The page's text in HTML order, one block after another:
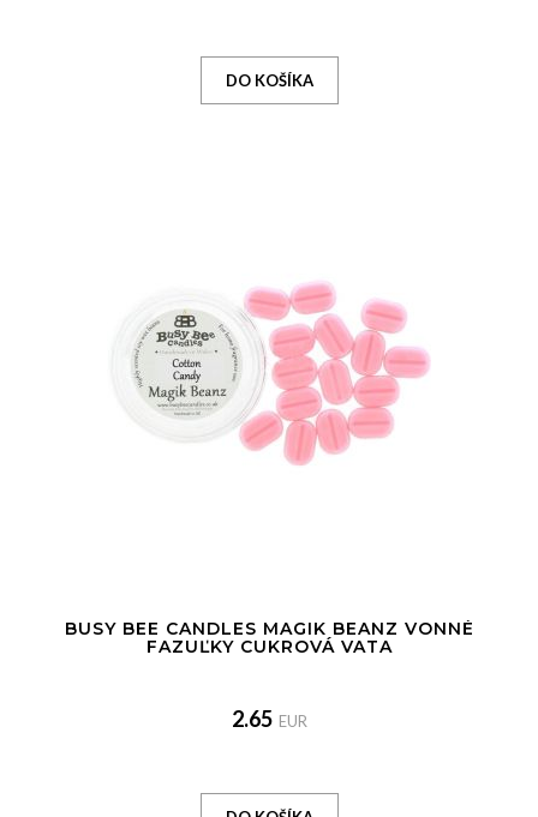
BUSY BEE CANDLES MAGIK BEANZ VONNÉ
FAZUĽKY CUKROVÁ VATA
2.65 EUR